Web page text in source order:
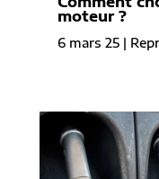
moteur ?
6 mars 25|